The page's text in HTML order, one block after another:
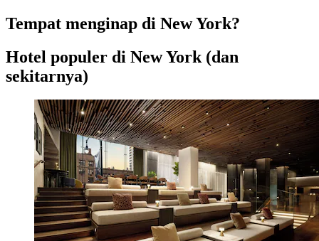
Tempat menginap di New York?
Hotel populer di New York (dan
sekitarnya)